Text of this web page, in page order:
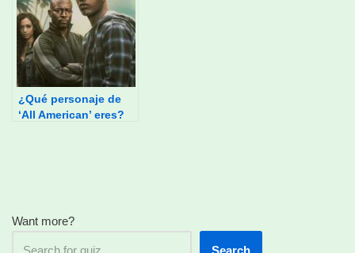
¿Qué personaje de
‘All American’ eres?
Want more?